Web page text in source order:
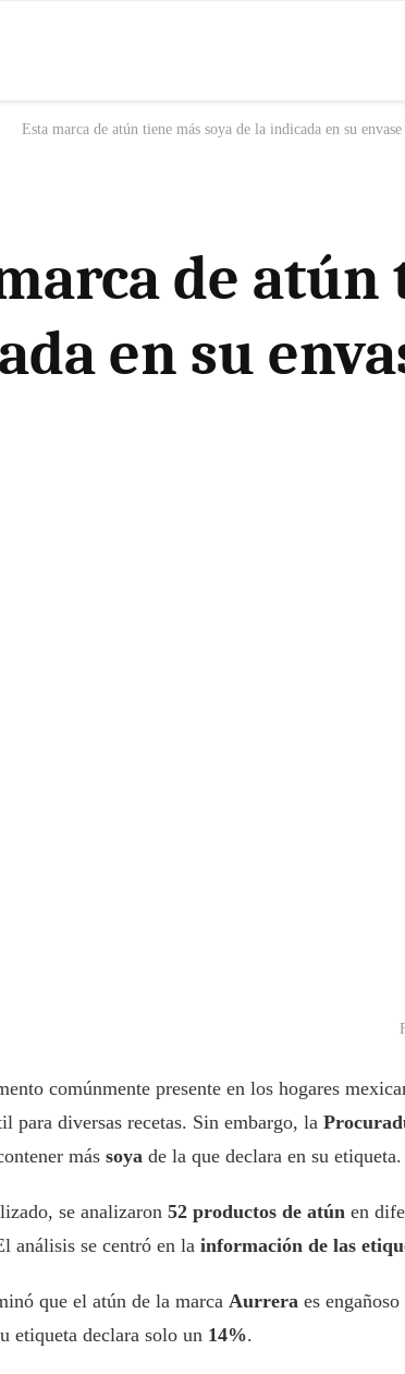
Esta marca de atún tiene más soya de la indicada en su envase
de atún
en su
comúnmente presente en los hogares
para diversas recetas. Sin embargo, la
más soya de la que declara en su etiqueta.
se analizaron 52 productos de atún en
análisis se centró en la información de las
que el atún de la marca Aurrera es
etiqueta declara solo un 14%.